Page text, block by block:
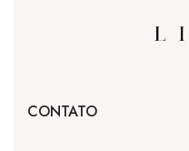
CONTATO